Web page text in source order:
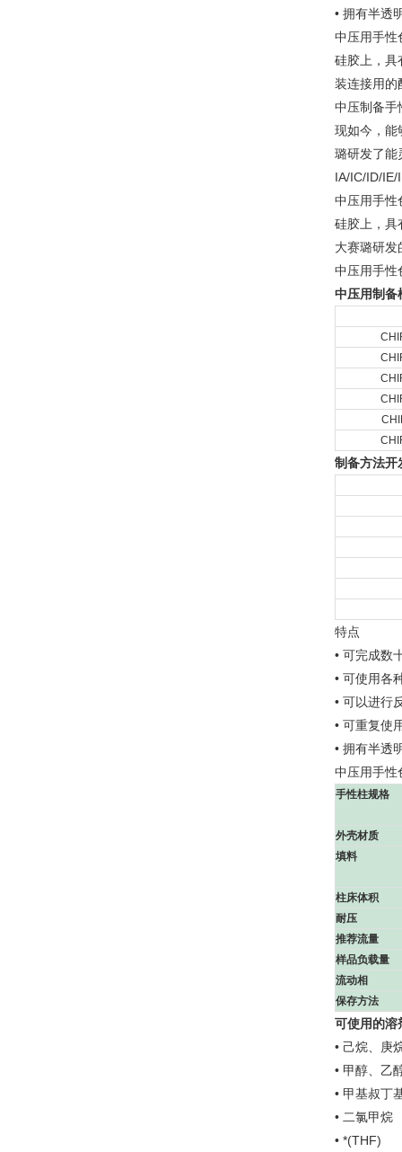
• 拥有半透
中压用手性
硅胶上，具
装连接用的
中压制备手
现如今，能
璐研发了能
IA/IC/ID/IE/
中压用手性
硅胶上，具
大赛璐研发
中压用手性
中压用制备
制备方法开
特点
• 可完成数
• 可使用各
• 可以进行
• 可重复使
• 拥有半透
中压用手性
手性柱规格
外壳材质
填料
柱床体积
耐压
推荐流量
样品负载量
流动相
保存方法
可使用的溶
• 己烷、庚
• 甲醇、乙
• 甲基叔丁
• 二氯甲烷
• *(THF)